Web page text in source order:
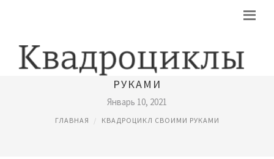
ДЕТСКИЙ КВАДРОЦИКЛ СВОИМИ
РУКАМИ
Январь 10, 2021
ГЛАВНАЯ КВАДРОЦИКЛ СВОИМИ РУКАМИ